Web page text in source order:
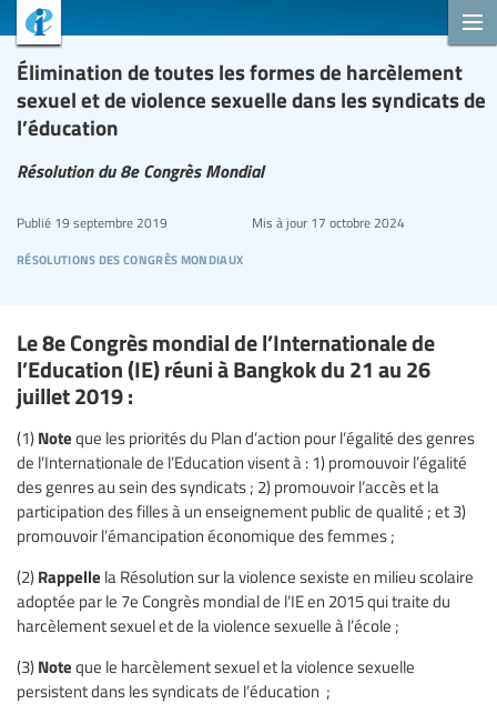
Élimination de toutes les formes de harcèlement
sexuel et de violence sexuelle dans les syndicats de
l’éducation
Résolution du 8e Congrès Mondial
résolutions des congrès mondiaux
Publié 19 septembre 2019 Mis à jour17 octobre 2024
Le 8e Congrès mondial de l’Internationale de
l’Education (IE) réuni à Bangkok du 21 au 26
juillet 2019 :
(1) Note que les priorités du Plan d’action pour l’égalité des genres
de l’Internationale de l’Education visent à : 1) promouvoir l’égalité
des genres au sein des syndicats ; 2) promouvoir l’accès et la
participation des filles à un enseignement public de qualité ; et 3)
promouvoir l’émancipation économique des femmes ;
(2) Rappelle la Résolution sur la violence sexiste en milieu scolaire
adoptée par le 7e Congrès mondial de l’IE en 2015 qui traite du
harcèlement sexuel et de la violence sexuelle à l’école ;
(3) Note que le harcèlement sexuel et la violence sexuelle
persistent dans les syndicats de l’éducation ;